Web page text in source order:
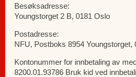
Besøksadresse:
Youngstorget 2 B, 0181 Oslo
Postadresse:
NFU, Postboks 8954 Youngstorget,
Kontonummer for innbetaling av
8200.01.93786 Bruk kid ved